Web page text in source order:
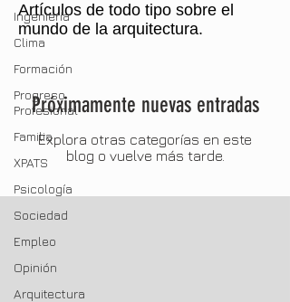
Ingenieria
Clima
Formación
Progreso
Profesional
Familia
XPATS
Psicología
Sociedad
Empleo
Opinión
Arquitectura
Artículos de todo tipo sobre el
mundo de la arquitectura.
Próximamente nuevas entradas
Explora otras categorías en este
blog o vuelve más tarde.